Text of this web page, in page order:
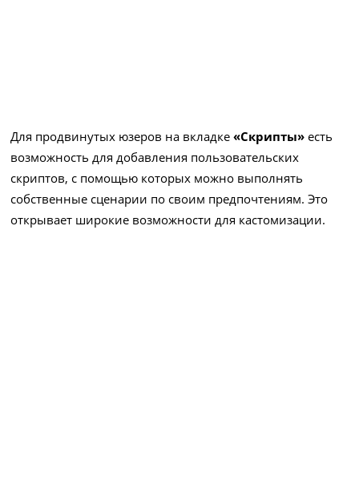
Для продвинутых юзеров на вкладке«Скрипты» есть
возможность для добавления пользовательских
скриптов, с помощью которых можно выполнять
собственные сценарии по своим предпочтениям. Это
открывает широкие возможности для кастомизации.